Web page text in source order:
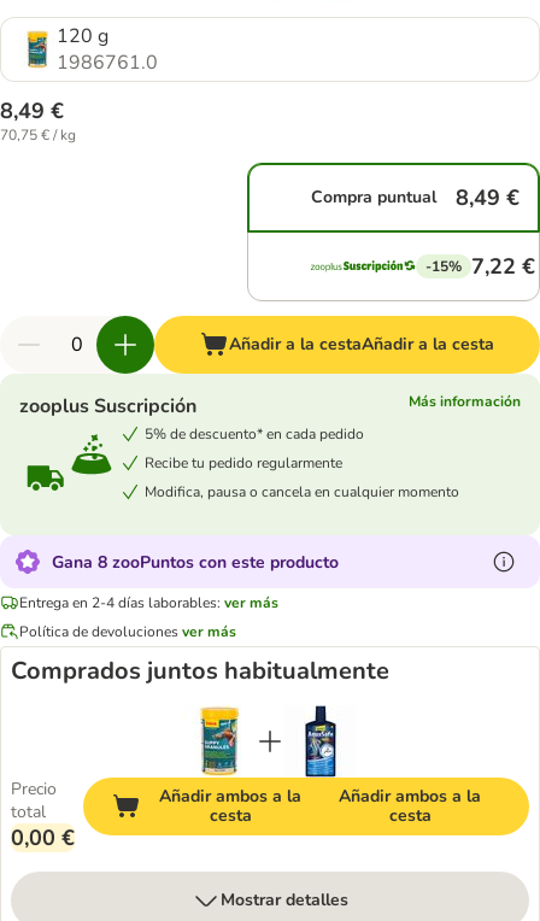
120 g
1986761.0
8,49 €
70,75 € / kg
Compra puntual 8,49 €
-15% 7,22 €
Añadir a la cestaAñadir a la cesta
zooplus Suscripción
Más información
5% de descuento* en cada pedido
Recibe tu pedido regularmente
Modifica, pausa o cancela en cualquier momento
Gana 8 zooPuntos con este producto
Entrega en 2-4 días laborables: ver más
Política de devolucionesver más
Comprados juntos habitualmente
Precio
total
0,00 €
Añadir ambos a la
cesta
Añadir ambos a la
cesta
Mostrar detalles